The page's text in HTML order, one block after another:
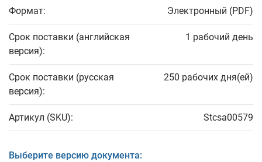
Формат: Электронный (PDF)
Срок поставки (английская
версия):
1 рабочий день
Срок поставки (русская
версия):
250 рабочих дня(ей)
Артикул (SKU): Stcsa00579
Выберите версию документа: